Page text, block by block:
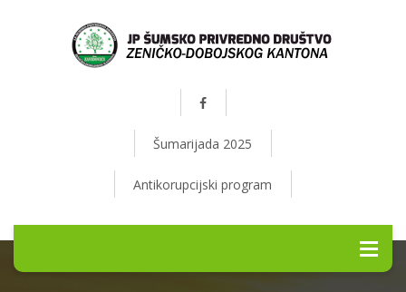
Šumarijada 2025
Antikorupcijski program